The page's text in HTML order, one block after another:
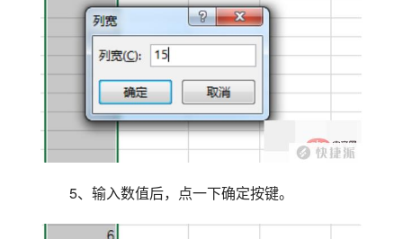
5、输入数值后，点一下确定按键。